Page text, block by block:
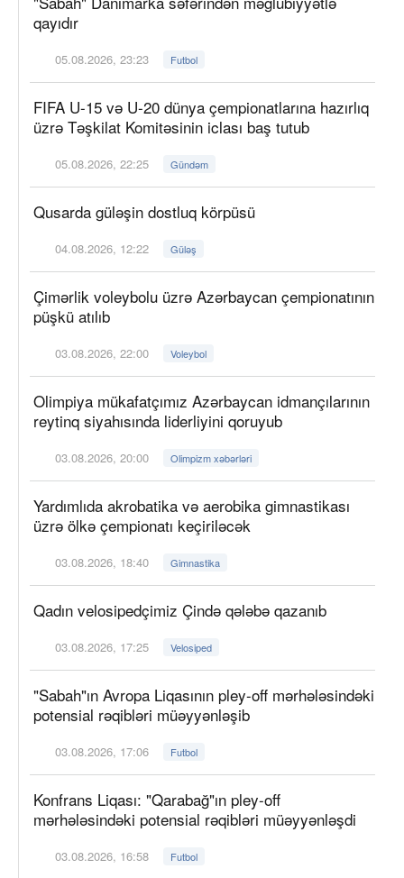
qayıdır
05.08.2026, 23:23 Futbol
FIFA U-15 və U-20 dünya çempionatlarına hazırlıq
üzrə Təşkilat Komitəsinin iclası baş tutub
05.08.2026, 22:25 Gündəm
Qusarda güləşin dostluq körpüsü
04.08.2026, 12:22 Güləş
Çimərlik voleybolu üzrə Azərbaycan çempionatının
püşkü atılıb
03.08.2026, 22:00 Voleybol
Olimpiya mükafatçımız Azərbaycan idmançılarının
reytinq siyahısında liderliyini qoruyub
03.08.2026, 20:00 Olimpizm xəbərləri
Yardımlıda akrobatika və aerobika gimnastikası
üzrə ölkə çempionatı keçiriləcək
03.08.2026, 18:40 Gimnastika
Qadın velosipedçimiz Çində qələbə qazanıb
03.08.2026, 17:25 Velosiped
"Sabah"ın Avropa Liqasının pley-off mərhələsindəki
potensial rəqibləri müəyyənləşib
03.08.2026, 17:06 Futbol
Konfrans Liqası: "Qarabağ"ın pley-off
mərhələsindəki potensial rəqibləri müəyyənləşdi
03.08.2026, 16:58 Futbol